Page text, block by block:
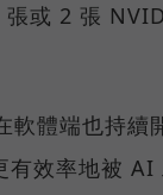
或 2 張
軟體端也持續
有效率地被 AI